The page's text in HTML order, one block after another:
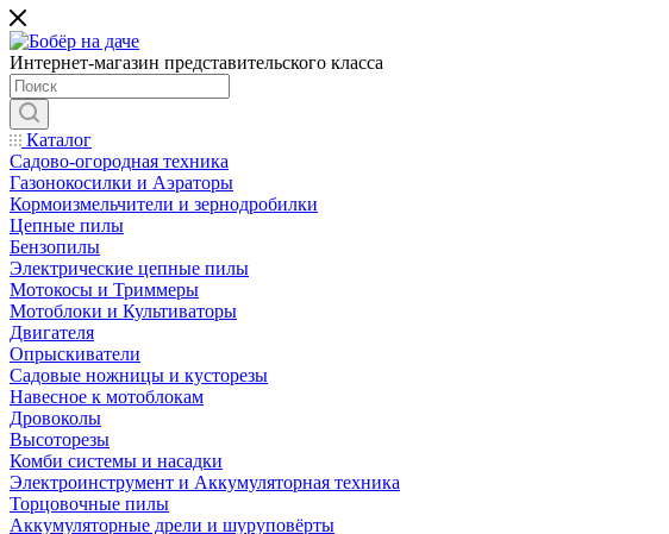
Интернет-магазин представительского класса
Каталог
Садово-огородная техника
Газонокосилки и Аэраторы
Кормоизмельчители и зернодробилки
Цепные пилы
Бензопилы
Электрические цепные пилы
Мотокосы и Триммеры
Мотоблоки и Культиваторы
Двигателя
Опрыскиватели
Садовые ножницы и кусторезы
Навесное к мотоблокам
Дровоколы
Высоторезы
Комби системы и насадки
Электроинструмент и Аккумуляторная техника
Торцовочные пилы
Аккумуляторные дрели и шуруповёрты